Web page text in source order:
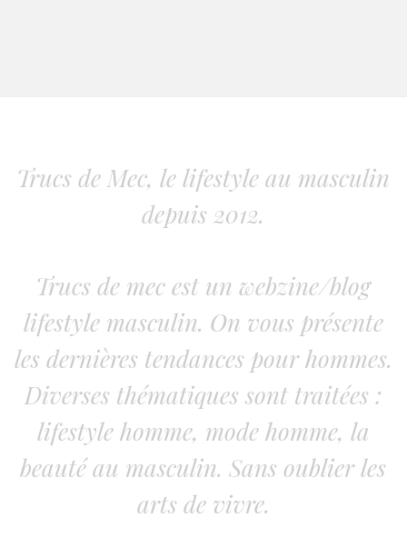
Trucs de Mec, le lifestyle au masculin
depuis 2012.
Trucs de mec est un webzine/blog
lifestyle masculin. On vous présente
les dernières tendances pour hommes.
Diverses thématiques sont traitées :
lifestyle homme, mode homme, la
beauté au masculin. Sans oublier les
arts de vivre.